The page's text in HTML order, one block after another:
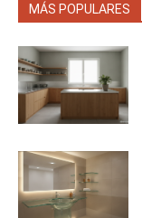
MÁS POPULARES